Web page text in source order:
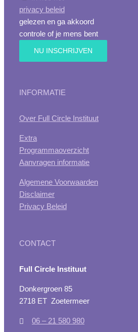
privacy beleid
gelezen en ga akkoord
controle of je mens bent
INFORMATIE
Over Full Circle Instituut
Extra
Programmaoverzicht
Aanvragen informatie
Algemene Voorwaarden
Disclaimer
Privacy Beleid
CONTACT
Full Circle Instituut
Donkergroen 85
2718 ET Zoetermeer
06 – 21 580 980